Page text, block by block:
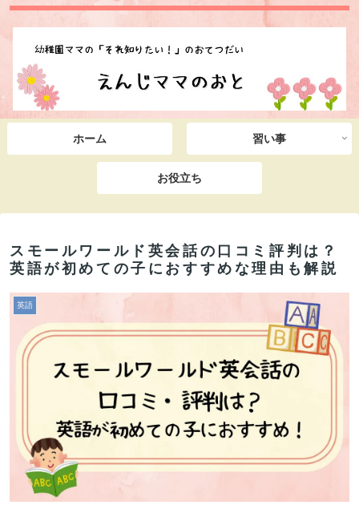
ホーム 習い事
お役立ち
スモールワールド英会話の口コミ評判は？
英語が初めての子におすすめな理由も解説
英語